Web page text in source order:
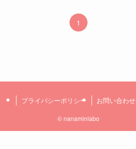
1
プライバシーポリシー お問い合わせ
© nanaminlabo